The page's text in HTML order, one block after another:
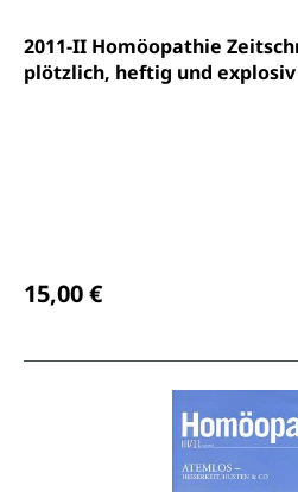
2011-II Homöopathie
plötzlich, heftig und explosiv
15,00 €